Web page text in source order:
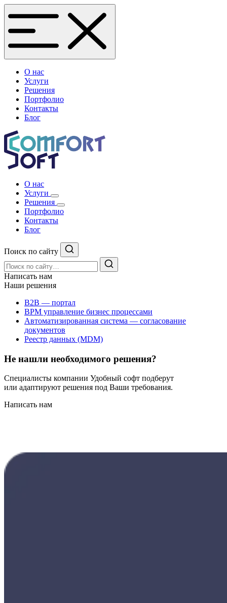
О нас
Услуги
Решения
Портфолио
Контакты
Блог
О нас
Услуги
Решения
Портфолио
Контакты
Блог
Поиск по сайту
Написать нам
Наши решения
B2B — портал
BPM управление бизнес процессами
Автоматизированная система — согласование
документов
Реестр данных (MDM)
Не нашли необходимого решения?
Специалисты компании Удобный софт подберут
или адаптируют решения под Ваши требования.
Написать нам